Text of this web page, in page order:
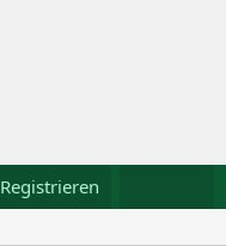
Kalender
Registrieren